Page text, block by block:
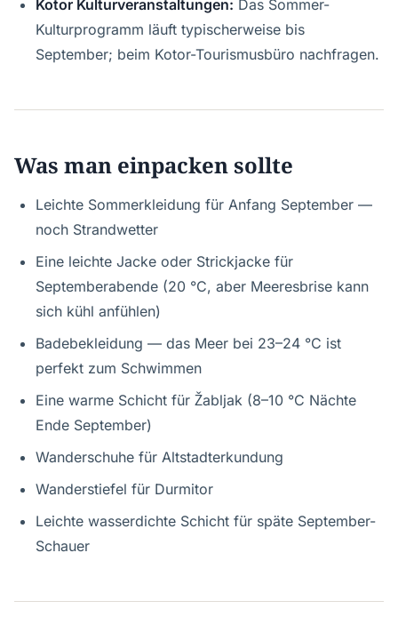
Kotor Kulturveranstaltungen: Das Sommer-
Kulturprogramm läuft typischerweise bis
September; beim Kotor-Tourismusbüro nachfragen.
Was man einpacken sollte
Leichte Sommerkleidung für Anfang September —
noch Strandwetter
Eine leichte Jacke oder Strickjacke für
Septemberabende (20 °C, aber Meeresbrise kann
sich kühl anfühlen)
Badebekleidung — das Meer bei 23–24 °C ist
perfekt zum Schwimmen
Eine warme Schicht für Žabljak (8–10 °C Nächte
Ende September)
Wanderschuhe für Altstadterkundung
Wanderstiefel für Durmitor
Leichte wasserdichte Schicht für späte September-
Schauer